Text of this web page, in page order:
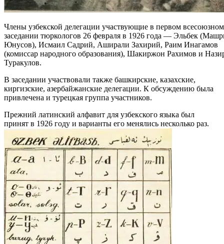
Члены узбекской делегации участвующие в первом всесоюзном
заседании тюркологов 26 февраля в 1926 года — Эльбек
Юнусов), Исмаил Садрий, Аширали Захирий, Раим Инагамов
(комиссар народного образования), Шакиржон Рахимов и
Туракулов.
В заседании участвовали также башкирские, казахские,
киргизские, азербайжанские делегации. К обсуждению была
привлечена и турецкая группа участников.
Прежний латинский алфавит для узбекского языка был
принят в 1926 году и варианты его менялись несколько раз.